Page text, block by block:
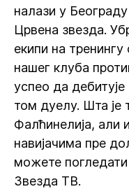
налази у
Црвена звезда.
екипи на
нашег клуба
успео да
том дуелу. Шта је
Фалћинелија, али
навијачима пре
можете погледати
Звезда ТВ.